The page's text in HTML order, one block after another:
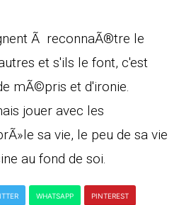
Ã reconnaÃ®tre le
et s'ils le font, c'est
mÃ©pris et d'ironie.
jouer avec les
sa vie, le peu de sa vie
au fond de soi.
WHATSAPP PINTEREST